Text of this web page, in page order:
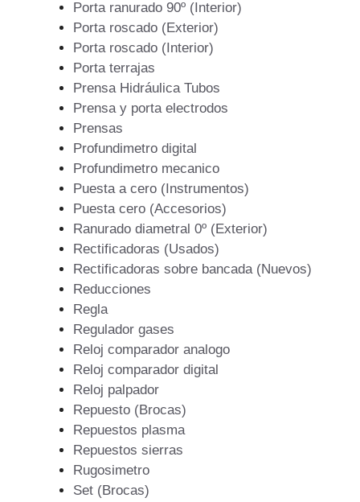
Porta ranurado 90º (Interior)
Porta roscado (Exterior)
Porta roscado (Interior)
Porta terrajas
Prensa Hidráulica Tubos
Prensa y porta electrodos
Prensas
Profundimetro digital
Profundimetro mecanico
Puesta a cero (Instrumentos)
Puesta cero (Accesorios)
Ranurado diametral 0º (Exterior)
Rectificadoras (Usados)
Rectificadoras sobre bancada (Nuevos)
Reducciones
Regla
Regulador gases
Reloj comparador analogo
Reloj comparador digital
Reloj palpador
Repuesto (Brocas)
Repuestos plasma
Repuestos sierras
Rugosimetro
Set (Brocas)